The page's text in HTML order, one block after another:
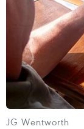
bệnh viêm
JG Wentworth